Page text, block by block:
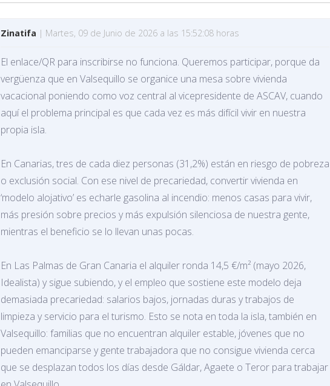
Zinatifa | Martes, 09 de Junio de 2026 a las 15:52:08 horas
El enlace/QR para inscribirse no funciona. Queremos participar, porque da
vergüenza que en Valsequillo se organice una mesa sobre vivienda
vacacional poniendo como voz central al vicepresidente de ASCAV, cuando
aquí el problema principal es que cada vez es más difícil vivir en nuestra
propia isla.
En Canarias, tres de cada diez personas (31,2%) están en riesgo de pobreza
o exclusión social. Con ese nivel de precariedad, convertir vivienda en
‘modelo alojativo’ es echarle gasolina al incendio: menos casas para vivir,
más presión sobre precios y más expulsión silenciosa de nuestra gente,
mientras el beneficio se lo llevan unas pocas.
En Las Palmas de Gran Canaria el alquiler ronda 14,5 €/m² (mayo 2026,
Idealista) y sigue subiendo, y el empleo que sostiene este modelo deja
demasiada precariedad: salarios bajos, jornadas duras y trabajos de
limpieza y servicio para el turismo. Esto se nota en toda la isla, también en
Valsequillo: familias que no encuentran alquiler estable, jóvenes que no
pueden emanciparse y gente trabajadora que no consigue vivienda cerca
que se desplazan todos los días desde Gáldar, Agaete o Teror para trabajar